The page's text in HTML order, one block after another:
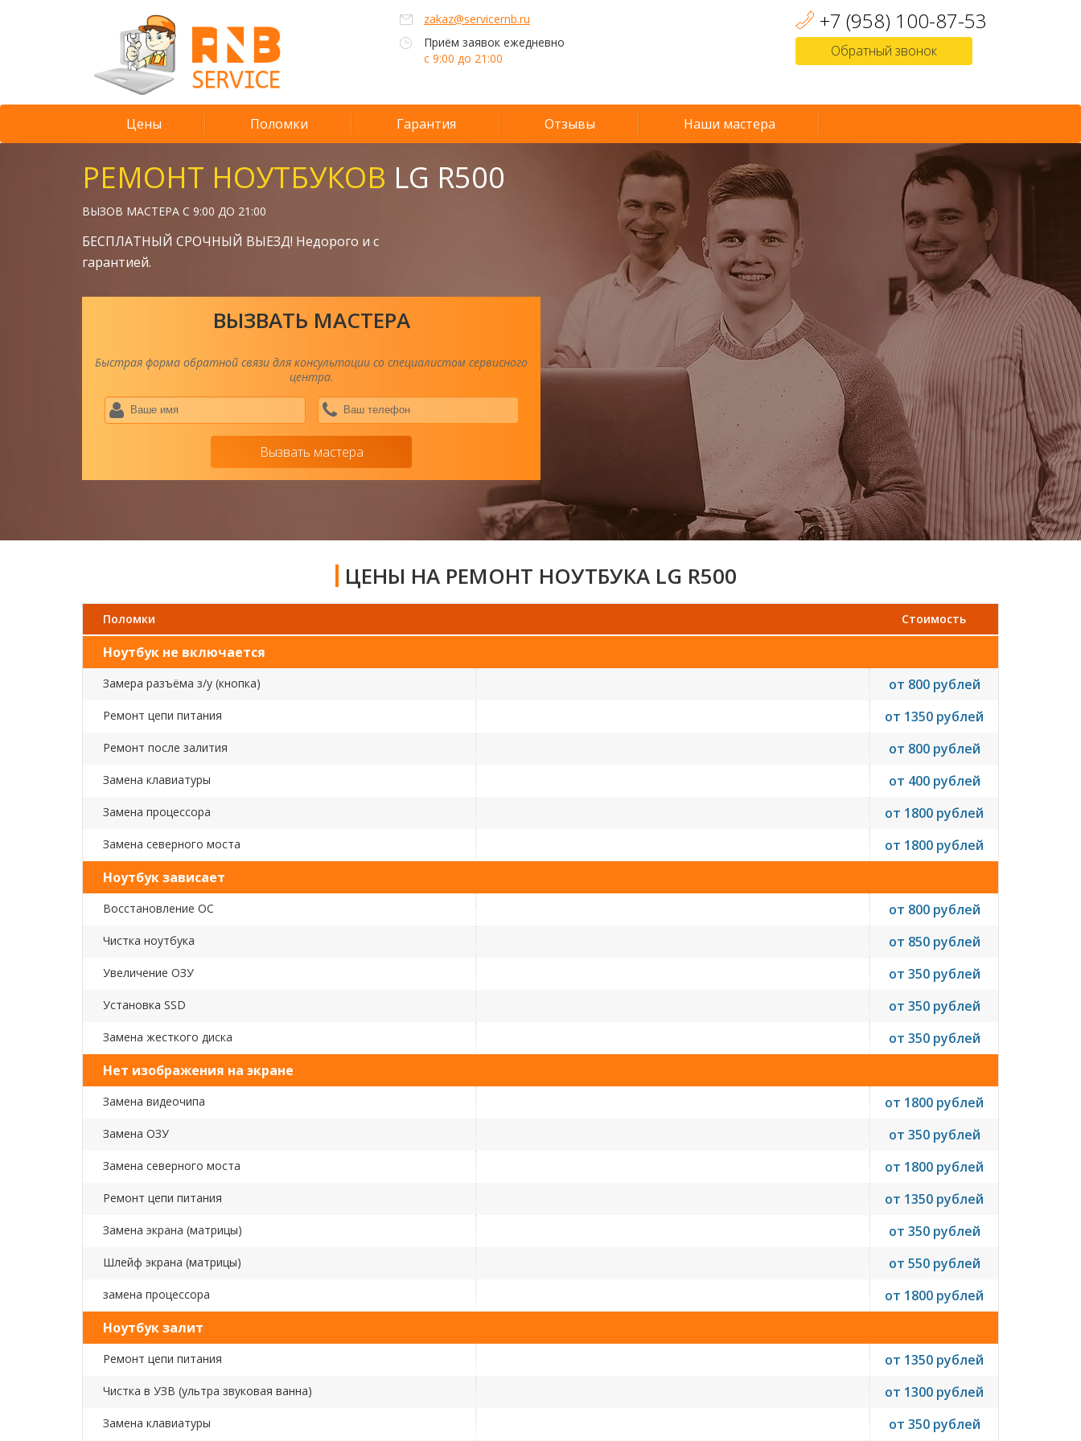
zakaz@servicernb.ru
Приём заявок ежедневно
с 9:00 до 21:00
+7 (958) 100-87-53
Обратный звонок
Цены Поломки Гарантия Отзывы Наши мастера
РЕМОНТ НОУТБУКОВ LG R500
ВЫЗОВ МАСТЕРА С 9:00 ДО 21:00
БЕСПЛАТНЫЙ СРОЧНЫЙ ВЫЕЗД! Недорого и с
гарантией.
ВЫЗВАТЬ МАСТЕРА
Быстрая форма обратной связи для консультации со специалистом сервисного
центра.
Ваше
имя
*
Вызвать мастера
ЦЕНЫ НА РЕМОНТ НОУТБУКА LG R500
Поломки Стоимость
Ноутбук не включается
Замера разъёма з/у (кнопка) от 800 рублей
Ремонт цепи питания от 1350 рублей
Ремонт после залития от 800 рублей
Замена клавиатуры от 400 рублей
Замена процессора от 1800 рублей
Замена северного моста
от 1800 рублей
Ноутбук зависает
Восстановление ОС от 800 рублей
Чистка ноутбука от 850 рублей
Увеличение ОЗУ от 350 рублей
Установка SSD от 350 рублей
Замена жесткого диска
от 350 рублей
Нет изображения на экране
Замена видеочипа от 1800 рублей
Замена ОЗУ от 350 рублей
Замена северного моста от 1800 рублей
Ремонт цепи питания от 1350 рублей
Замена экрана (матрицы) от 350 рублей
Шлейф экрана (матрицы) от 550 рублей
замена процессора
от 1800 рублей
Ноутбук залит
Ремонт цепи питания от 1350 рублей
Чистка в УЗВ (ультра звуковая ванна) от 1300 рублей
Замена клавиатуры от 350 рублей